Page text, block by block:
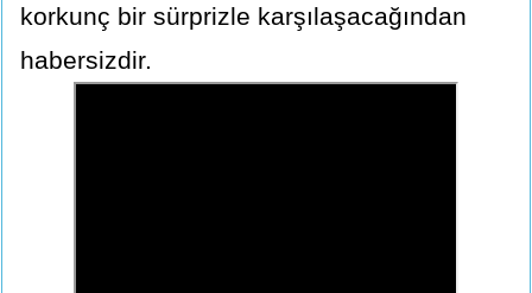
korkunç bir sürprizle karşılaşacağından
habersizdir.